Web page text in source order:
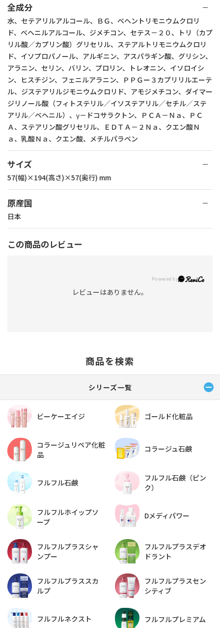
全成分
水、セテアリルアルコール、ＢＧ、ベヘントリモニウムクロリ
ド、ベヘニルアルコール、ジメチコン、セテス－２０、トリ（カプ
リル酸／カプリン酸）グリセリル、ステアルトリモニウムクロリ
ド、イソプロパノール、アルギニン、アスパラギン酸、グリシン、
アラニン、セリン、バリン、プロリン、トレオニン、イソロイシ
ン、ヒスチジン、フェニルアラニン、ＰＰＧー３カプリリルエーテ
ル、ジステアリルジモニウムクロリド、アモジメチコン、ダイマー
ジリノール酸（フィトステリル／イソステアリル／セチル／ステ
アリル／ベヘニル）、γ－ドコサラクトン、ＰＣＡ－Ｎａ、ＰＣ
Ａ、ステアリン酸グリセリル、ＥＤＴＡ－２Ｎａ、クエン酸Ｎ
ａ、乳酸Ｎａ、クエン酸、メチルパラベン
サイズ
57(幅)×194(高さ)×57(奥行) mm
原産国
日本
この商品のレビュー
レビューはありません。
商品を検索
シリーズ一覧
ビーケーエイジ ゴールド化粧品
コラージュリペア化粧
品
コラージュ石鹸
フルフル石鹸
フルフル石鹸（ピン
ク）
フルフルホイップソ
ープ
Dメディパワー
フルフルプラスシャ
ンプー
フルフルプラスデオ
ドラント
フルフルプラススカ
ルプ
フルフルプラスセン
シティブ
フルフルネクスト フルフルプレミアム